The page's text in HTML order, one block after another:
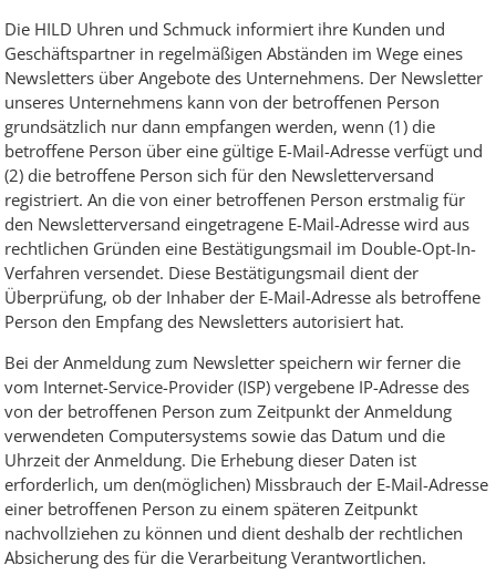
Die HILD Uhren und Schmuck informiert ihre Kunden und
Geschäftspartner in regelmäßigen Abständen im Wege eines
Newsletters über Angebote des Unternehmens. Der Newsletter
unseres Unternehmens kann von der betroffenen Person
grundsätzlich nur dann empfangen werden, wenn (1) die
betroffene Person über eine gültige E-Mail-Adresse verfügt und
(2) die betroffene Person sich für den Newsletterversand
registriert. An die von einer betroffenen Person erstmalig für
den Newsletterversand eingetragene E-Mail-Adresse wird aus
rechtlichen Gründen eine Bestätigungsmail im Double-Opt-In-
Verfahren versendet. Diese Bestätigungsmail dient der
Überprüfung, ob der Inhaber der E-Mail-Adresse als betroffene
Person den Empfang des Newsletters autorisiert hat.
Bei der Anmeldung zum Newsletter speichern wir ferner die
vom Internet-Service-Provider (ISP) vergebene IP-Adresse des
von der betroffenen Person zum Zeitpunkt der Anmeldung
verwendeten Computersystems sowie das Datum und die
Uhrzeit der Anmeldung. Die Erhebung dieser Daten ist
erforderlich, um den(möglichen) Missbrauch der E-Mail-Adresse
einer betroffenen Person zu einem späteren Zeitpunkt
nachvollziehen zu können und dient deshalb der rechtlichen
Absicherung des für die Verarbeitung Verantwortlichen.